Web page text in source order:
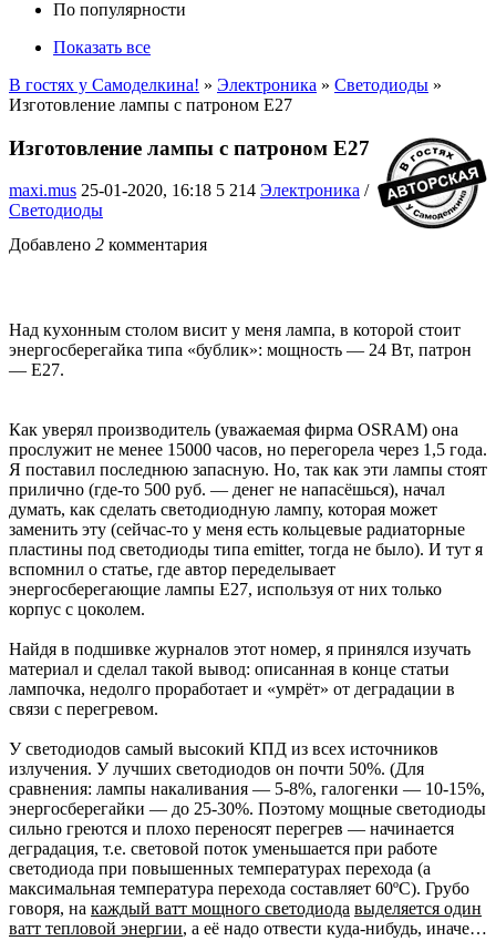
По популярности
Показать все
В гостях у Самоделкина! » Электроника » Светодиоды »
Изготовление лампы с патроном Е27
Изготовление лампы с патроном Е27
maxi.mus 25-01-2020, 16:18 5 214 Электроника /
Светодиоды
Добавлено 2 комментария
Над кухонным столом висит у меня лампа, в которой стоит
энергосберегайка типа «бублик»: мощность — 24 Вт, патрон
— Е27.
Как уверял производитель (уважаемая фирма OSRAM) она
прослужит не менее 15000 часов, но перегорела через 1,5 года.
Я поставил последнюю запасную. Но, так как эти лампы стоят
прилично (где-то 500 руб. — денег не напасёшься), начал
думать, как сделать светодиодную лампу, которая может
заменить эту (сейчас-то у меня есть кольцевые радиаторные
пластины под светодиоды типа emitter, тогда не было). И тут я
вспомнил о статье, где автор переделывает
энергосберегающие лампы Е27, используя от них только
корпус с цоколем.
Найдя в подшивке журналов этот номер, я принялся изучать
материал и сделал такой вывод: описанная в конце статьи
лампочка, недолго проработает и «умрёт» от деградации в
связи с перегревом.
У светодиодов самый высокий КПД из всех источников
излучения. У лучших светодиодов он почти 50%. (Для
сравнения: лампы накаливания — 5-8%, галогенки — 10-15%,
энергосберегайки — до 25-30%. Поэтому мощные светодиоды
сильно греются и плохо переносят перегрев — начинается
деградация, т.е. световой поток уменьшается при работе
светодиода при повышенных температурах перехода (а
максимальная температура перехода составляет 60ºС). Грубо
говоря, на каждый ватт мощного светодиода выделяется один
ватт тепловой энергии, а её надо отвести куда-нибудь, иначе…